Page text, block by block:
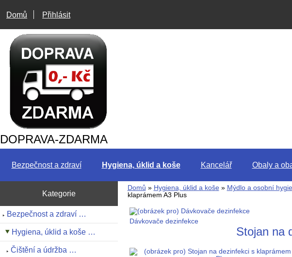
Domů Přihlásit
DOPRAVA-ZDARMA
Bezpečnost a zdraví Hygiena, úklid a koše Kancelář Obaly a
Kategorie
Bezpečnost a zdraví …
Hygiena, úklid a koše …
Čištění a údržba …
Domů » Hygiena, úklid a koše» Mýdlo a osobní
klaprámem A3 Plus
Dávkovače dezinfekce
Stojan na